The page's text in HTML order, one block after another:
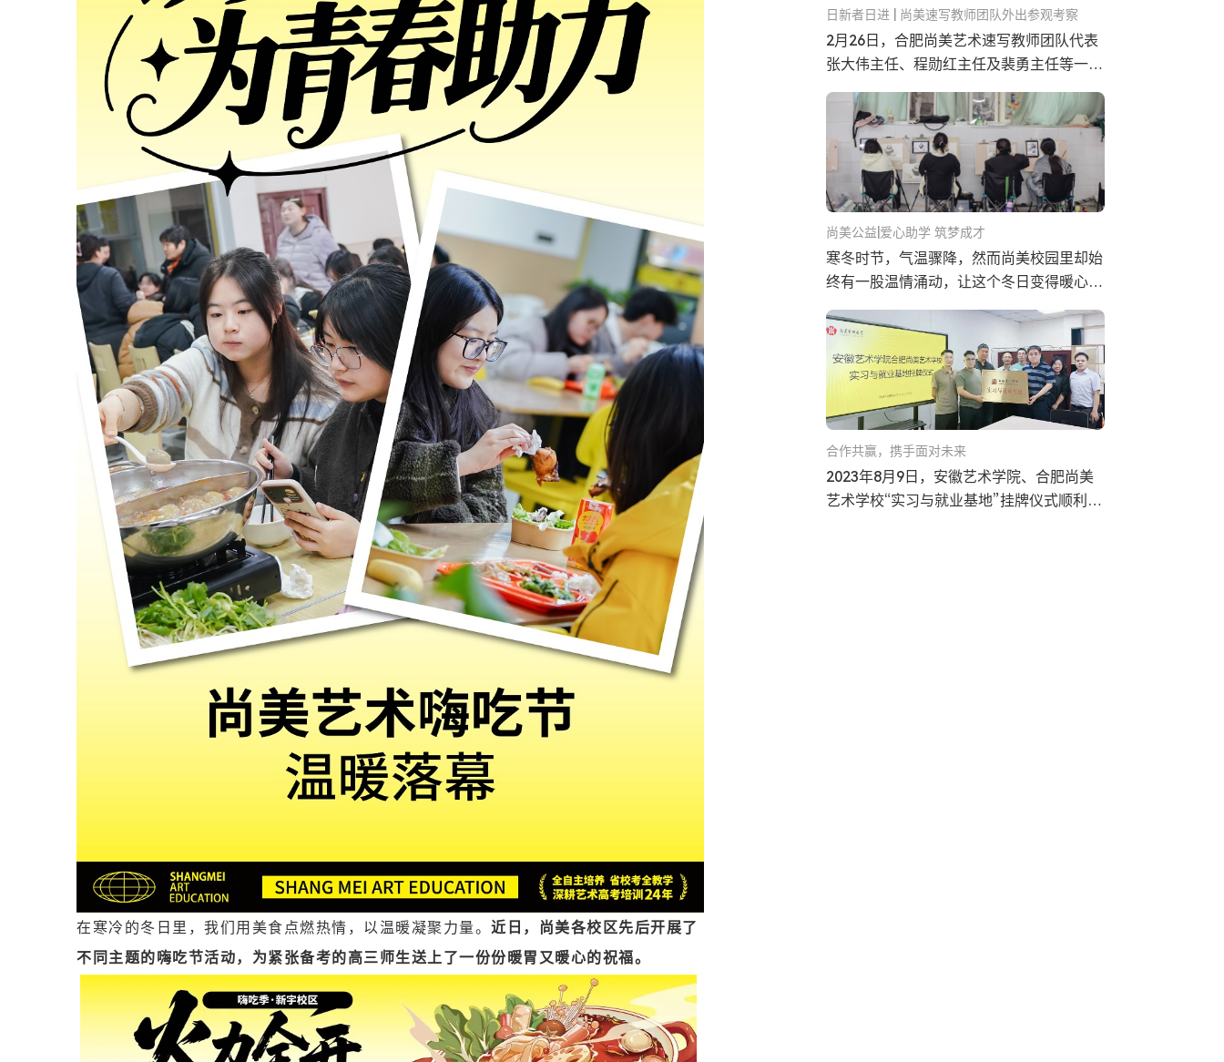
在寒冷的冬日里，我们用美食点燃热情，以温暖凝聚力量。 近日，尚美各校区先后开展了
不同主题的嗨吃节活动，为紧张备考的高三师生送上了一份份暖胃又暖心的祝福。
日新者日进 | 尚美速写教师团队外出参观考察
2月26日，合肥尚美艺术速写教师团队代表
张大伟主任、程勋红主任及裴勇主任等一行
观交...…
尚美公益|爱心助学 筑梦成才
寒冬时节，气温骤降，然而尚美校园里却始
终有一股温情涌动，让这个冬日变得暖心而
难忘。随着省考的结束，又是一批新的孩子
为了梦...…
合作共赢，携手面对未来
2023年8月9日，安徽艺术学院、合肥尚美
艺术学校“实习与就业基地”挂牌仪式顺利举